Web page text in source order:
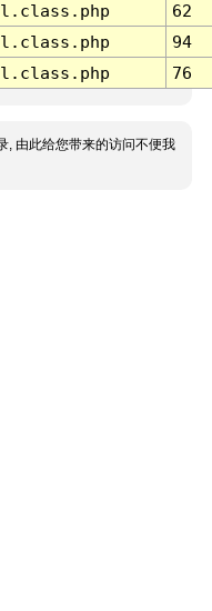
62
94
76
, 由此给您带来的访问不便我